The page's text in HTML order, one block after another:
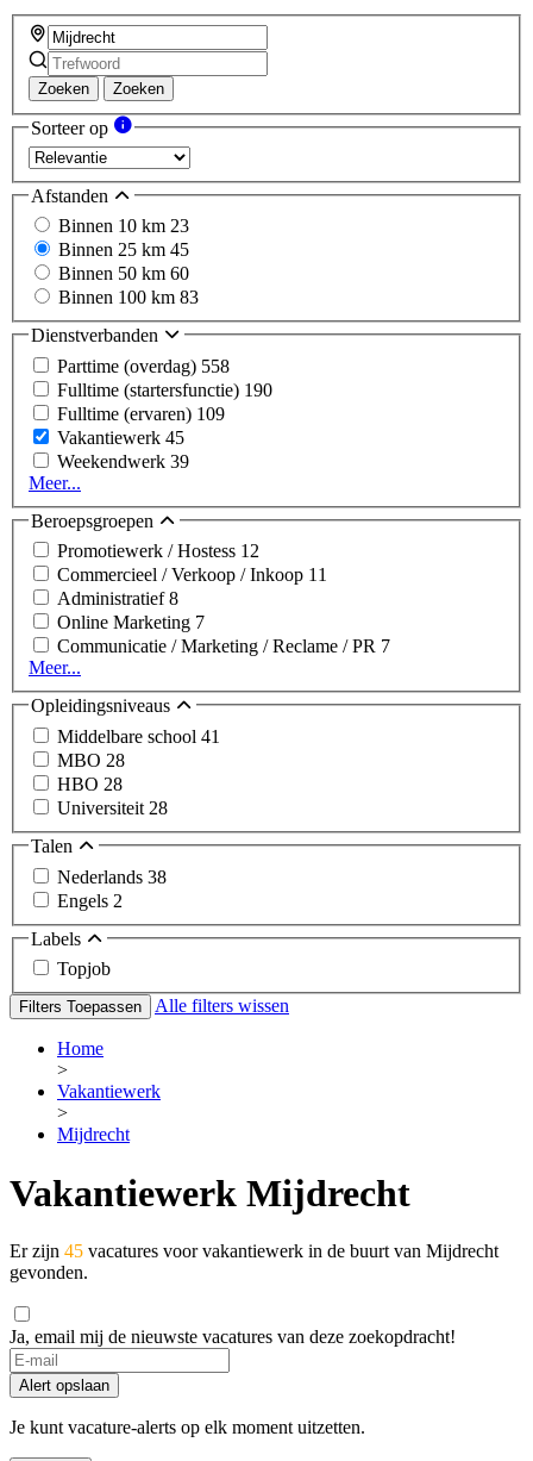
Zoeken Zoeken
Sorteer op
Afstanden
Binnen 10 km 23
Binnen 25 km 45
Binnen 50 km 60
Binnen 100 km 83
Dienstverbanden
Parttime (overdag) 558
Fulltime (startersfunctie) 190
Fulltime (ervaren) 109
Vakantiewerk 45
Weekendwerk 39
Meer...
Beroepsgroepen
Promotiewerk / Hostess 12
Commercieel / Verkoop / Inkoop 11
Administratief8
Online Marketing 7
Communicatie / Marketing / Reclame / PR 7
Meer...
Opleidingsniveaus
Middelbare school 41
MBO 28
HBO 28
Universiteit 28
Talen
Nederlands 38
Engels 2
Labels
Topjob
Filters Toepassen Alle filters wissen
Home
>
Vakantiewerk
>
Mijdrecht
Vakantiewerk Mijdrecht
Er zijn 45 vacatures voor vakantiewerk in de buurt van Mijdrecht
gevonden.
Ja, email mij de nieuwste vacatures van deze zoekopdracht!
Alert opslaan
Je kunt vacature-alerts op elk moment uitzetten.